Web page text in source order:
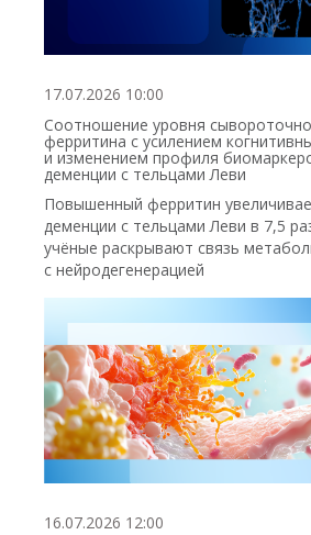
17.07.2026 10:00
Соотношение уровня
ферритина с усилением
и изменением профиля
деменции с тельцами Леви
Повышенный ферритин
деменции с тельцами Леви в 7,5
учёные раскрывают связь
с нейродегенерацией
16.07.2026 12:00